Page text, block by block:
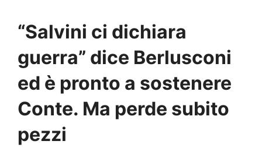
“Salvini ci dichiara
guerra” dice Berlusconi
ed è pronto a sostenere
Conte. Ma perde subito
pezzi